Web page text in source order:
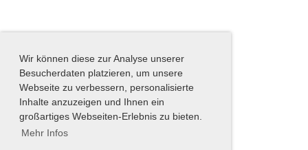
Wir können diese zur Analyse unserer
Besucherdaten platzieren, um unsere
Webseite zu verbessern, personalisierte
Inhalte anzuzeigen und Ihnen ein
großartiges Webseiten-Erlebnis zu bieten.
Mehr Infos